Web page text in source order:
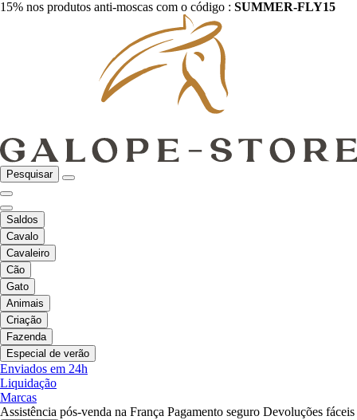
15% nos produtos anti-moscas com o código : SUMMER-FLY15
Pesquisar
Saldos
Cavalo
Cavaleiro
Cão
Gato
Animais
Criação
Fazenda
Especial de verão
Enviados em 24h
Liquidação
Marcas
Assistência pós-venda na França Pagamento seguro Devoluções fáceis